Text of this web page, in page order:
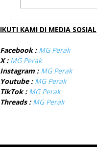
IKUTI KAMI DI MEDIA SOSIAL
Facebook : MG Perak
X : MG Perak
Instagram : MG Perak
Youtube : MG Perak
TikTok : MG Perak
Threads : MG Perak